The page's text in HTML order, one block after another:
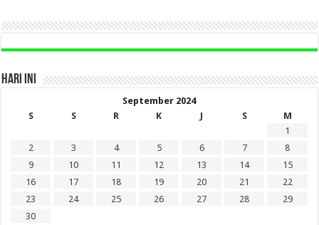
HARI INI
September 2024
S
S R K J S
M
1
2
3 4 5 6 7
8
9
10 11 12 13 14
15
16
17 18 19 20 21
22
23
24 25 26 27 28
29
30